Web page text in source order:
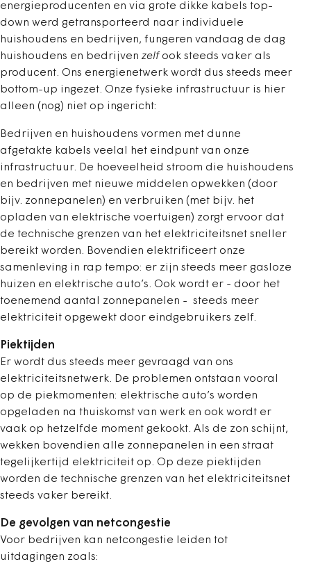
energieproducenten en via grote dikke kabels top-
down werd getransporteerd naar individuele
huishoudens en bedrijven, fungeren vandaag de dag
huishoudens en bedrijven zelf ook steeds vaker als
producent. Ons energienetwerk wordt dus steeds meer
bottom-up ingezet. Onze fysieke infrastructuur is hier
alleen (nog) niet op ingericht:
Bedrijven en huishoudens vormen met dunne
afgetakte kabels veelal het eindpunt van onze
infrastructuur. De hoeveelheid stroom die huishoudens
en bedrijven met nieuwe middelen opwekken (door
bijv. zonnepanelen) en verbruiken (met bijv. het
opladen van elektrische voertuigen) zorgt ervoor dat
de technische grenzen van het elektriciteitsnet sneller
bereikt worden. Bovendien elektrificeert onze
samenleving in rap tempo: er zijn steeds meer gasloze
huizen en elektrische auto’s. Ook wordt er - door het
toenemend aantal zonnepanelen - steeds meer
elektriciteit opgewekt door eindgebruikers zelf.
Piektijden
Er wordt dus steeds meer gevraagd van ons
elektriciteitsnetwerk. De problemen ontstaan vooral
op de piekmomenten: elektrische auto’s worden
opgeladen na thuiskomst van werk en ook wordt er
vaak op hetzelfde moment gekookt. Als de zon schijnt,
wekken bovendien alle zonnepanelen in een straat
tegelijkertijd elektriciteit op. Op deze piektijden
worden de technische grenzen van het elektriciteitsnet
steeds vaker bereikt.
De gevolgen van netcongestie
Voor bedrijven kan netcongestie leiden tot
uitdagingen zoals: